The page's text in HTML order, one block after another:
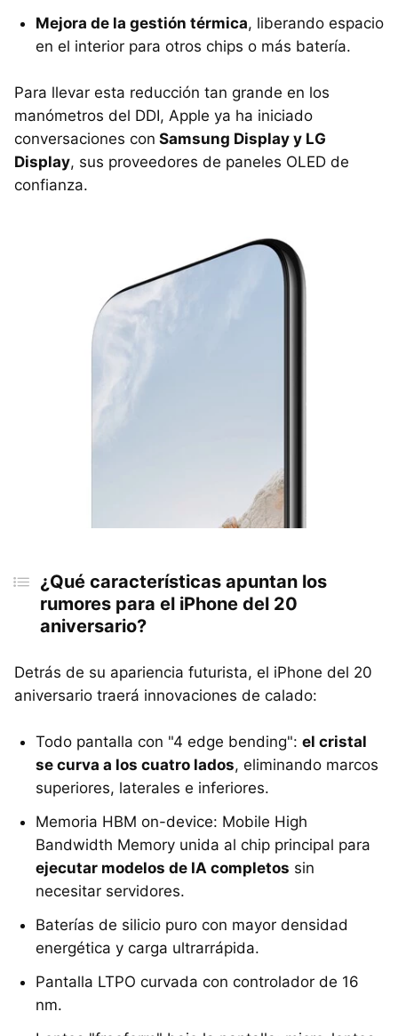
Mejora de la gestión térmica, liberando espacio
en el interior para otros chips o más batería.
Para llevar esta reducción tan grande en los
manómetros del DDI, Apple ya ha iniciado
conversaciones con Samsung Display y LG
Display, sus proveedores de paneles OLED de
confianza.
¿Qué características apuntan los
rumores para el iPhone del 20
aniversario?
Detrás de su apariencia futurista, el iPhone del 20
aniversario traerá innovaciones de calado:
Todo pantalla con "4 edge bending": el cristal
se curva a los cuatro lados, eliminando marcos
superiores, laterales e inferiores.
Memoria HBM on-device: Mobile High
Bandwidth Memory unida al chip principal para
ejecutar modelos de IA completos sin
necesitar servidores.
Baterías de silicio puro con mayor densidad
energética y carga ultrarrápida.
Pantalla LTPO curvada con controlador de 16
nm.